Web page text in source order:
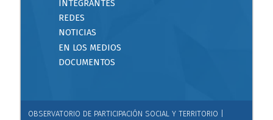
INTEGRANTES
REDES
NOTICIAS
EN LOS MEDIOS
DOCUMENTOS
OBSERVATORIO DE PARTICIPACIÓN SOCIAL Y TERRITORIO |